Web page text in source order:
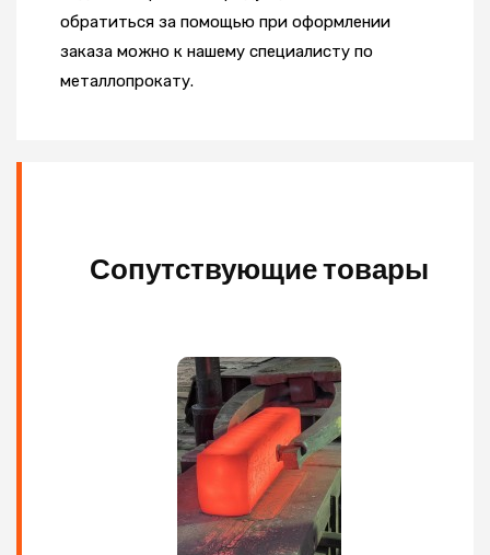
обратиться за помощью при оформлении
заказа можно к нашему специалисту по
металлопрокату.
Сопутствующие товары